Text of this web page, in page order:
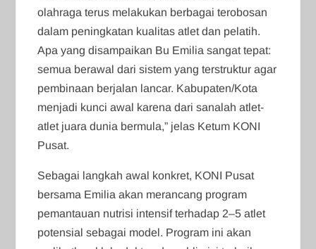
olahraga terus melakukan berbagai terobosan
dalam peningkatan kualitas atlet dan pelatih.
Apa yang disampaikan Bu Emilia sangat tepat:
semua berawal dari sistem yang terstruktur agar
pembinaan berjalan lancar. Kabupaten/Kota
menjadi kunci awal karena dari sanalah atlet-
atlet juara dunia bermula,” jelas Ketum KONI
Pusat.
Sebagai langkah awal konkret, KONI Pusat
bersama Emilia akan merancang program
pemantauan nutrisi intensif terhadap 2–5 atlet
potensial sebagai model. Program ini akan